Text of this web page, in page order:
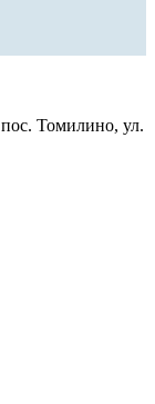
Томилино, ул.